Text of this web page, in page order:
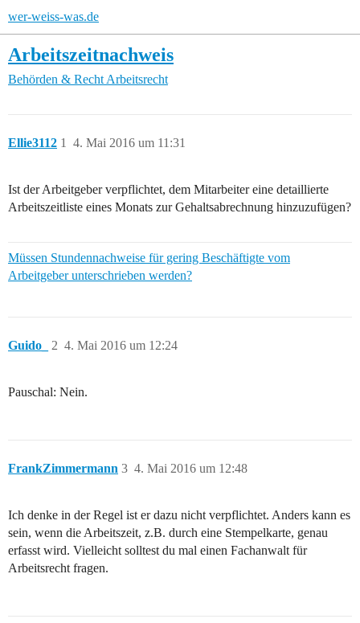
wer-weiss-was.de
Arbeitszeitnachweis
Behörden & Recht Arbeitsrecht
Ellie3112 4. Mai 2016 um 11:31
1
Ist der Arbeitgeber verpflichtet, dem Mitarbeiter eine detaillierte
Arbeitszeitliste eines Monats zur Gehaltsabrechnung hinzuzufügen?
Müssen Stundennachweise für gering Beschäftigte vom
Arbeitgeber unterschrieben werden?
Guido_ 4. Mai 2016 um 12:24
2
Pauschal: Nein.
FrankZimmermann 4. Mai 2016 um 12:48
3
Ich denke in der Regel ist er dazu nicht verpflichtet. Anders kann es
sein, wenn die Arbeitszeit, z.B. durch eine Stempelkarte, genau
erfasst wird. Vielleicht solltest du mal einen Fachanwalt für
Arbeitsrecht fragen.